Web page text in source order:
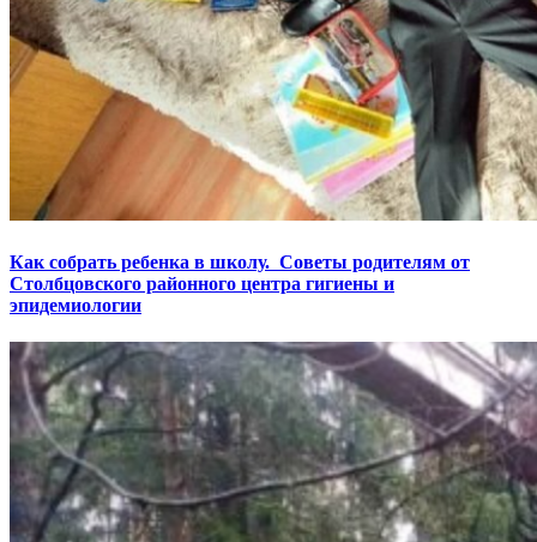
Как собрать ребенка в школу. Советы родителям от
Столбцовского районного центра гигиены и
эпидемиологии